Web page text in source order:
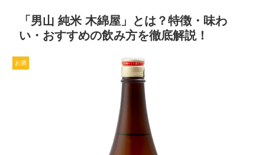
「男山 純米 木綿屋」とは？特徴・味わ
い・おすすめの飲み方を徹底解説！
お酒